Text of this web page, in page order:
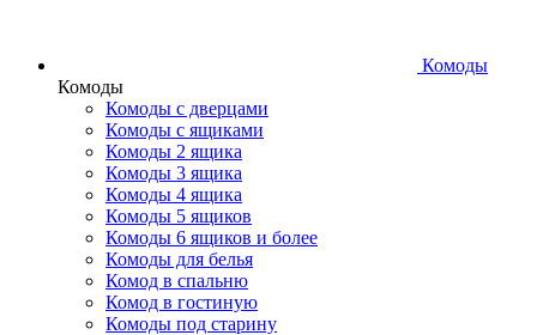
Комоды
Комоды
Комоды с дверцами
Комоды с ящиками
Комоды 2 ящика
Комоды 3 ящика
Комоды 4 ящика
Комоды 5 ящиков
Комоды 6 ящиков и более
Комоды для белья
Комод в спальню
Комод в гостиную
Комоды под старину